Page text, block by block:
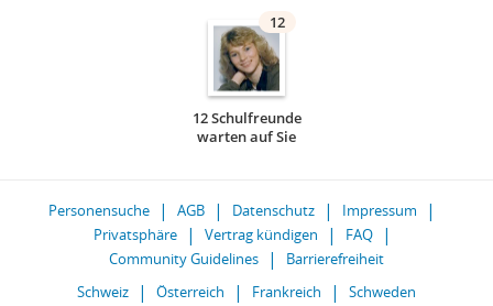
12
12 Schulfreunde
warten auf Sie
Personensuche AGB Datenschutz
Impressum
Privatsphäre
Vertrag kündigen
FAQ
Community Guidelines
Barrierefreiheit
Schweiz
Österreich Frankreich Schweden